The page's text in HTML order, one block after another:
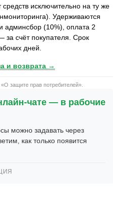
средств исключительно на ту же
Удерживаются
админсбор (10%), оплата 2
за счёт покупателя. Срок
дней.
и возврата →
защите прав потребителей».
чате — в рабочие
можно задавать через
как только появится